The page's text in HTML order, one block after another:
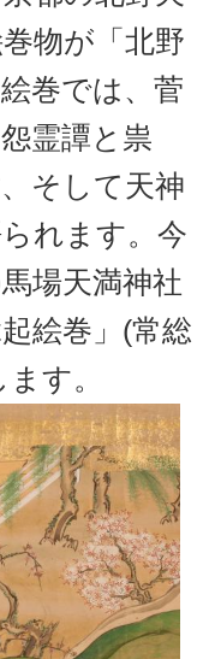
物が「北野
巻では、菅
霊譚と祟
そして天神
れます。今
場天満神社
絵巻」(常総
す。